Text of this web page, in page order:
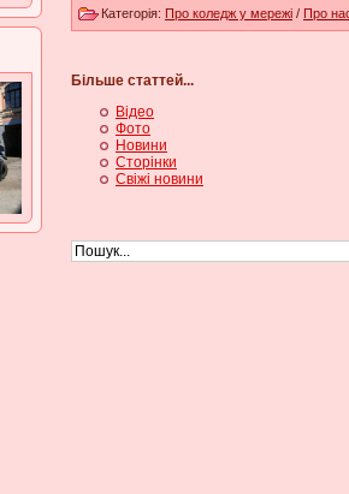
Категорія: Про коледж у мережі / Про
Більше статтей...
Відео
Фото
Новини
Сторінки
Свіжі новини